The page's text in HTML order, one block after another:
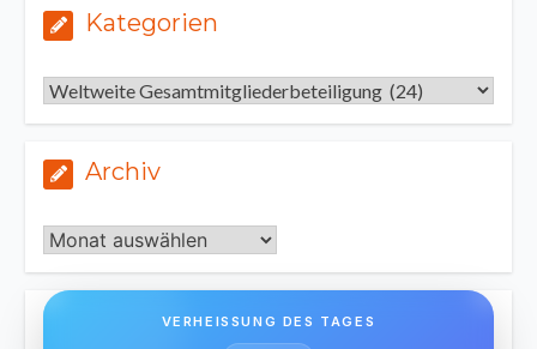
Kategorien
Kategorien
Archiv
Archiv
VERHEISSUNG DES TAGES